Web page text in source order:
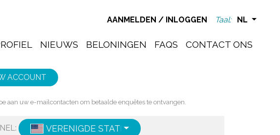
AANMELDEN / INLOGGEN Taal: NL
NIEUWS BELONINGEN FAQS CONTACT ONS
ACCOUNT
aan uw e-mailcontacten om betaalde enquêtes te ontvangen.
VERENIGDE STATEN ENGLISH